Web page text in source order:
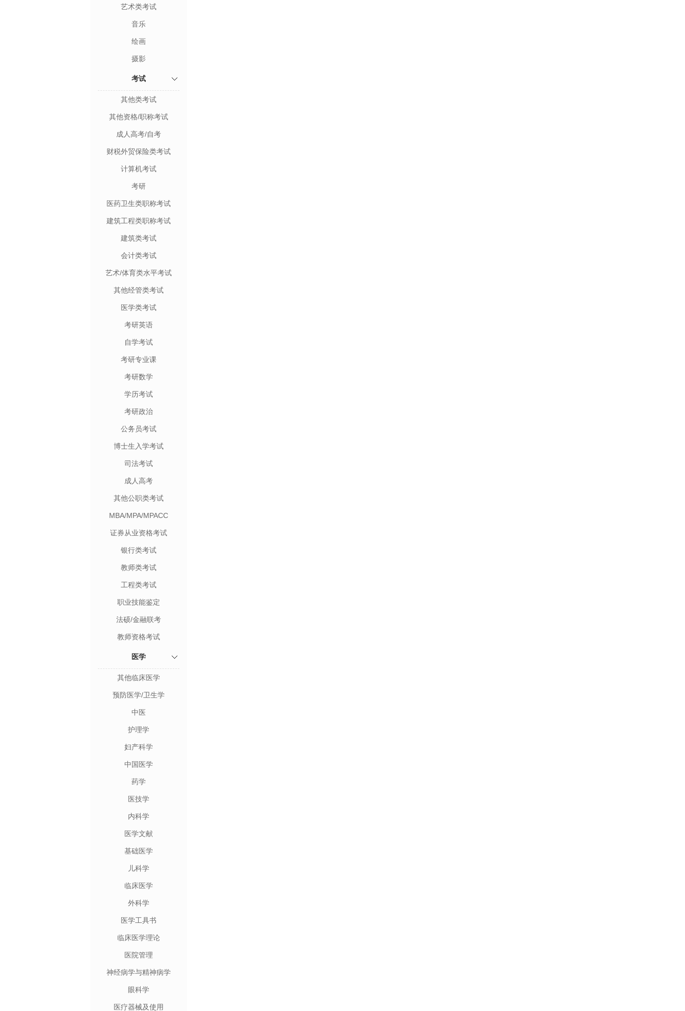
艺术类考试
音乐
绘画
摄影
考试
其他类考试
其他资格/职称考试
成人高考/自考
财税外贸保险类考试
计算机考试
考研
医药卫生类职称考试
建筑工程类职称考试
建筑类考试
会计类考试
艺术/体育类水平考试
其他经管类考试
医学类考试
考研英语
自学考试
考研专业课
考研数学
学历考试
考研政治
公务员考试
博士生入学考试
司法考试
成人高考
其他公职类考试
MBA/MPA/MPACC
证券从业资格考试
银行类考试
教师类考试
工程类考试
职业技能鉴定
法硕/金融联考
教师资格考试
医学
其他临床医学
预防医学/卫生学
中医
护理学
妇产科学
中国医学
药学
医技学
内科学
医学文献
基础医学
儿科学
临床医学
外科学
医学工具书
临床医学理论
医院管理
神经病学与精神病学
眼科学
医疗器械及使用